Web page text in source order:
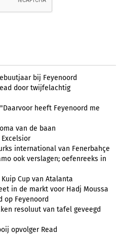
bij Feyenoord
door twijfelachtig
heeft Feyenoord me
van de baan
international van Fenerbahçe
ook verslagen; oefenreeks in
Cup van Atalanta
in de markt voor Hadj Moussa
op Feyenoord
resoluut van tafel geveegd
opvolger Read